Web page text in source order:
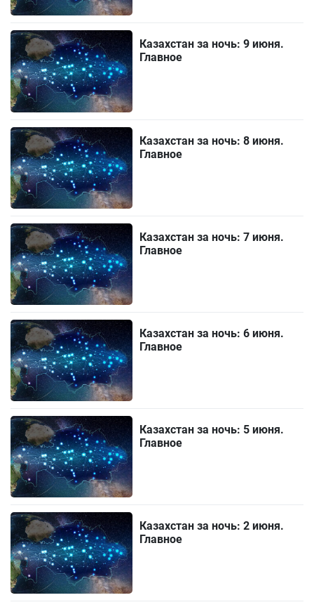
Казахстан за ночь: 9 июня.
Главное
Казахстан за ночь: 8 июня.
Главное
Казахстан за ночь: 7 июня.
Главное
Казахстан за ночь: 6 июня.
Главное
Казахстан за ночь: 5 июня.
Главное
Казахстан за ночь: 2 июня.
Главное